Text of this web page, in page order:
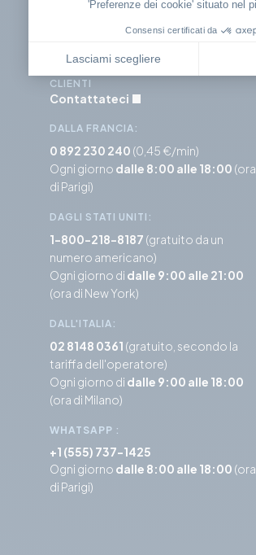
apportare una modifica o porre
domande
CONTATTA IL NOSTRO SERVIZIO
CLIENTI
Contattateci
DALLA FRANCIA:
0 892 230 240 (0,45 €/min)
Ogni giorno dalle 8:00 alle 18:00 (ora
di Parigi)
DAGLI STATI UNITI:
1-800-218-8187 (gratuito da un
numero americano)
Ogni giorno di dalle 9:00 alle 21:00
(ora di New York)
DALL'ITALIA:
02 8148 0361 (gratuito, secondo la
tariffa dell'operatore)
Ogni giorno di dalle 9:00 alle 18:00
(ora di Milano)
WHATSAPP :
+1 (555) 737-1425
Ogni giorno dalle 8:00 alle 18:00 (ora
di Parigi)